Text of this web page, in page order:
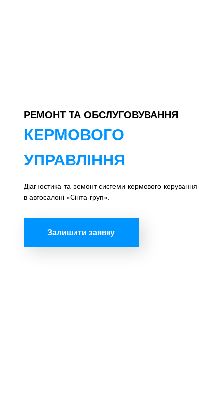
РЕМОНТ ТА ОБСЛУГОВУВАННЯ
КЕРМОВОГО
УПРАВЛІННЯ
Діагностика та ремонт системи кермового керування
в автосалоні «Сінта-груп».
Залишити заявку